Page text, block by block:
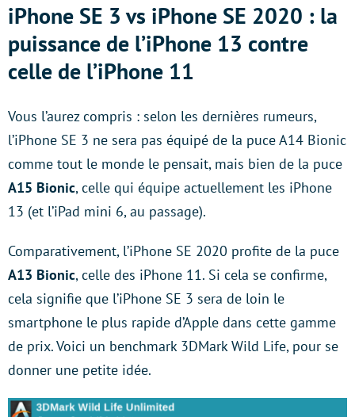
iPhone SE 3 vs iPhone SE 2020 : la
puissance de l’iPhone 13 contre
celle de l’iPhone 11
Vous l’aurez compris : selon les dernières rumeurs,
l’iPhone SE 3 ne sera pas équipé de la puce A14 Bionic
comme tout le monde le pensait, mais bien de la puce
A15 Bionic, celle qui équipe actuellement les iPhone
13 (et l’iPad mini 6, au passage).
Comparativement, l’iPhone SE 2020 profite de la puce
A13 Bionic, celle des iPhone 11. Si cela se confirme,
cela signifie que l’iPhone SE 3 sera de loin le
smartphone le plus rapide d’Apple dans cette gamme
de prix. Voici un benchmark 3DMark Wild Life, pour se
donner une petite idée.